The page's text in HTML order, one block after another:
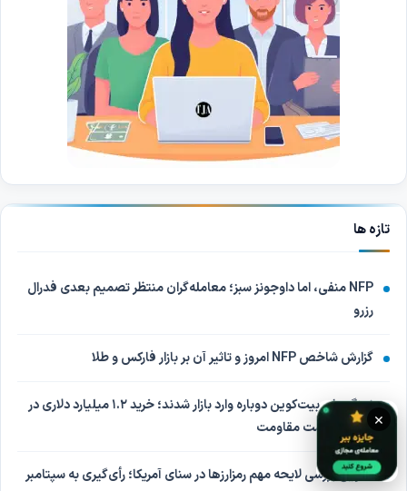
تازه ها
NFP منفی، اما داوجونز سبز؛ معامله‌گران منتظر تصمیم بعدی فدرال
رزرو
گزارش شاخص NFP امروز و تاثیر آن بر بازار فارکس و طلا
نهنگ‌های بیت‌کوین دوباره وارد بازار شدند؛ خرید ۱.۲ میلیارد دلاری در
انتظار شکست مقاومت
تعویق بررسی لایحه مهم رمزارزها در سنای آمریکا؛ رأی‌گیری به سپتامبر
×